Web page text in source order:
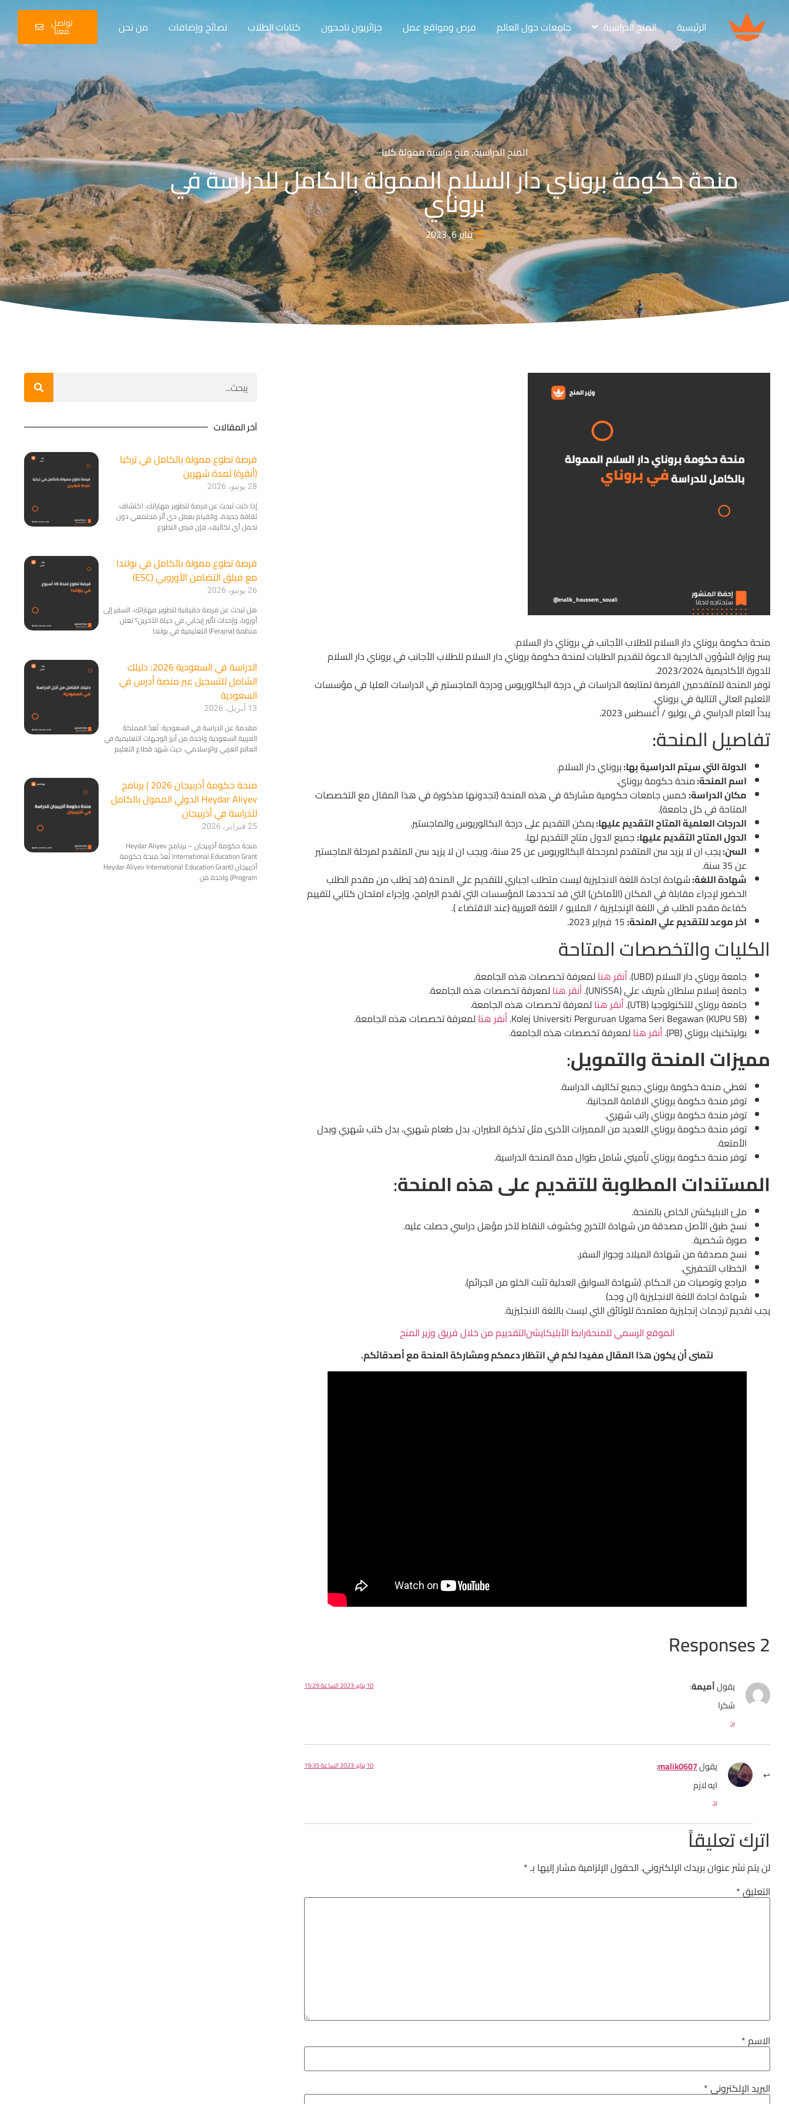
الرئيسية المنح الدراسية جامعات حول العالم فرص ومواقع عمل جزائريون ناجحون كتابات الطلاب نصائح وإضافات من نحن تواصل
معنا
المنح الدراسية,منح دراسية ممولة كليا
منحة حكومة بروناي دار السلام الممولة بالكامل للدراسة في
بروناي
يناير 6, 2023
منحة حكومة بروناي دار السلام للطلاب الأجانب في بروناي دار السلام.
يسر وزارة الشؤون الخارجية الدعوة لتقديم الطلبات لمنحة حكومة بروناي دار السلام للطلاب الأجانب في بروناي دار السلام
للدورة الأكاديمية 2023/2024.
توفر المنحة للمتقدمين الفرصة لمتابعة الدراسات في درجة البكالوريوس ودرجة الماجستير في الدراسات العليا في مؤسسات
التعليم العالي التالية في بروناي.
يبدأ العام الدراسي في يوليو / أغسطس 2023.
تفاصيل المنحة:
الدولة التي سيتم الدراسية بها:بروناي دار السلام.
اسم المنحة:منحة حكومة بروناي.
مكان الدراسة:خمس جامعات حكومية مشاركة في هذه المنحة (تجدونها مذكورة في هذا المقال مع التخصصات
المتاحة في كل جامعة).
الدرجات العلمية المتاح التقديم عليها:يمكن التقديم على درجة البكالوريوس والماجستير.
الدول المتاح التقديم عليها:جميع الدول متاح التقديم لها.
السن:
يجب ان لا يزيد سن المتقدم لمرححلة البكالوريوس عن 25 سنة، ويجب ان لا يزيد سن المتقدم لمرحلة الماجستير
عن 35 سنة.
شهادة اللغة:شهادة اجادة اللغة الانجليزية ليست متطلب اجباري للتقديم علي المنحة (قد يُطلب من مقدم الطلب
الحضور لإجراء مقابلة في المكان (الأماكن) التي قد تحددها المؤسسات التي تقدم البرامج، وإجراء امتحان كتابي لتقييم
كفاءة مقدم الطلب في اللغة الإنجليزية / الملايو / اللغة العربية (عند الاقتضاء ).
اخر موعد للتقديم علي المنحة:
الكليات والتخصصات المتاحة
جامعة بروناي دار السلام (UBD). أنقر هنالمعرفة تخصصات هذه الجامعة.
جامعة إسلام سلطان شريف علي (UNISSA).
أنقر هنالمعرفة تخصصات هذه الجامعة.
جامعة بروناي للتكنولوجيا (UTB).
أنقر هنالمعرفة تخصصات هذه الجامعة.
Kolej Universiti Perguruan Ugama Seri Begawan (KUPU SB). أنقر هنالمعرفة تخصصات هذه الجامعة.
بوليتكنيك بروناي (PB).
أنقر هنالمعرفة تخصصات هذه الجامعة.
مميزات المنحة والتمويل:
تغطي منحة حكومة بروناي جميع تكاليف الدراسة.
توفر منحة حكومة بروناي الاقامة المجانية.
توفر منحة حكومة بروناي راتب شهري.
توفر منحة حكومة بروناي اللعديد من المميزات الأخرى مثل تذكرة الطيران، بدل طعام شهري، بدل كتب شهري وبدل
الأمتعة.
توفر منحة حكومة بروناي تأميني شامل طوال مدة المنحة الدراسية.
المستندات المطلوبة للتقديم على هذه المنحة:
ملئ الابليكشن الخاص بالمنحة.
نسخ طبق الأصل مصدقة من شهادة التخرج وكشوف النقاط لآخر مؤهل دراسي حصلت عليه.
صورة شخصية.
نسخ مصدقة من شهادة الميلاد وجواز السفر.
الخطاب التحفيزي.
مراجع وتوصيات من الحكام. (شهادة السوابق العدلية تثبت الخلو من الجرائم).
شهادة اجادة اللغة الانجليزية (ان وجد)
يجب تقديم ترجمات إنجليزية معتمدة للوثائق التي ليست باللغة الانجليزية.
الموقع الرسمي للمنحةرابط الأبليكايشنالتقدييم من خلال فريق وزير المنح
نتمنى أن يكون هذا المقال مفيدا لكم في انتظار دعمكم ومشاركة المنحة مع أصدقائكم.
2 Responses
يقولأميمة: 10 يناير، 2023 الساعة 15:29
شكرا
رد
يقولmalik0607
: 10 يناير، 2023 الساعة 19:35
ايه لازم
رد
اترك تعليقاً
لن يتم نشر عنوان بريدك الإلكتروني. الحقول الإلزامية مشار إليها بـ*
التعليق*
الاسم*
البريد الإلكتروني*
آخر المقالات
فرصة تطوع ممولة بالكامل في تركيا
(أنقرة) لمدة شهرين
28 يونيو، 2026
​إذا كنت تبحث عن فرصة لتطوير مهاراتك، اكتشاف
ثقافة جديدة، والقيام بعمل ذي أثر مجتمعي دون
تحمل أي تكاليف، فإن فرص التطوع
​فرصة تطوع ممولة بالكامل في بولندا
مع فيلق التضامن الأوروبي (ESC)
26 يونيو، 2026
هل تبحث عن فرصة حقيقية لتطوير مهاراتك، السفر إلى
أوروبا، وإحداث تأثير إيجابي في حياة الآخرين؟ تعلن
منظمة (Ferajna) التعليمية في بولندا
الدراسة في السعودية 2026: دليلك
الشامل للتسجيل عبر منصة أدرس في
السعودية
13 أبريل، 2026
مقدمة عن الدراسة في السعودية: تُعدّ المملكة
العربية السعودية واحدة من أبرز الوجهات التعليمية في
العالم العربي والإسلامي، حيث شهد قطاع التعليم
منحة حكومة أذربيجان 2026 | برنامج
Heydar Aliyev الدولي الممول بالكامل
للدراسة في أذربيجان
25 فبراير، 2026
منحة حكومة أذربيجان – برنامج Heydar Aliyev
International Education Grant تُعدّ منحة حكومة
أذربيجان (Heydar Aliyev International Education Grant
Program) واحدة من